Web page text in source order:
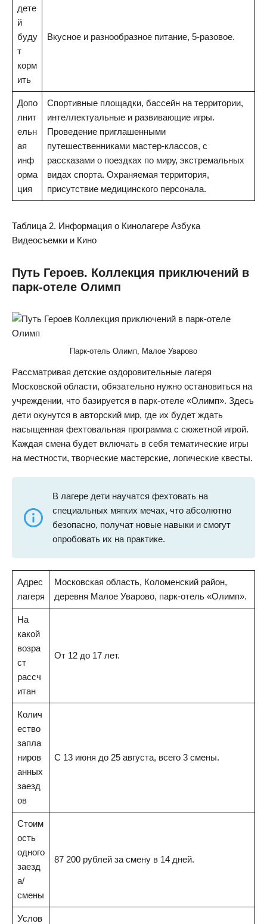
дете
й
буду
т
корм
ить
Вкусное и разнообразное питание, 5-разовое.
Допо
лнит
ельн
ая
инф
орма
ция
Спортивные площадки, бассейн на территории,
интеллектуальные и развивающие игры.
Проведение приглашенными
путешественниками мастер-классов, с
рассказами о поездках по миру, экстремальных
видах спорта. Охраняемая территория,
присутствие медицинского персонала.
Таблица 2. Информация о Кинолагере Азбука
Видеосъемки и Кино
Путь Героев. Коллекция приключений в
парк-отеле Олимп
Парк-отель Олимп, Малое Уварово
Рассматривая детские оздоровительные лагеря
Московской области, обязательно нужно остановиться на
учреждении, что базируется в парк-отеле «Олимп». Здесь
дети окунутся в авторский мир, где их будет ждать
насыщенная фехтовальная программа с сюжетной игрой.
Каждая смена будет включать в себя тематические игры
на местности, творческие мастерские, логические квесты.
В лагере дети научатся фехтовать на
специальных мягких мечах, что абсолютно
безопасно, получат новые навыки и смогут
опробовать их на практике.
Адрес
лагеря
Московская область, Коломенский район,
деревня Малое Уварово, парк-отель «Олимп».
На
какой
возра
ст
рассч
итан
От 12 до 17 лет.
Колич
ество
запла
ниров
анных
заезд
ов
С 13 июня до 25 августа, всего 3 смены.
Стоим
ость
одного
заезд
а/
смены
87 200 рублей за смену в 14 дней.
Услов